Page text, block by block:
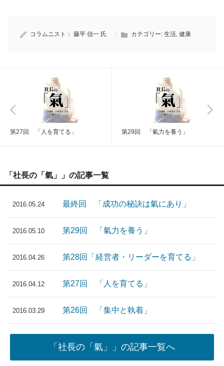
コラムニスト： 藤平 信一 氏 カテゴリー: 生活, 健康
第27回 「人を育てる」 第29回 「氣力を養う」
「社長の「氣」」の記事一覧
2016.05.24 最終回 「成功の秘訣は氣にあり」
2016.05.10 第29回 「氣力を養う」
2016.04.26 第28回「経営者・リーダーを育てる」
2016.04.12 第27回 「人を育てる」
2016.03.29 第26回 「集中と執着」
「社長の「氣」」の記事一覧へ